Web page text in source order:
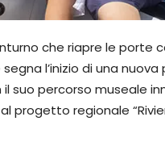
che riapre le porte
l’inizio di una
suo percorso museale
progetto regionale